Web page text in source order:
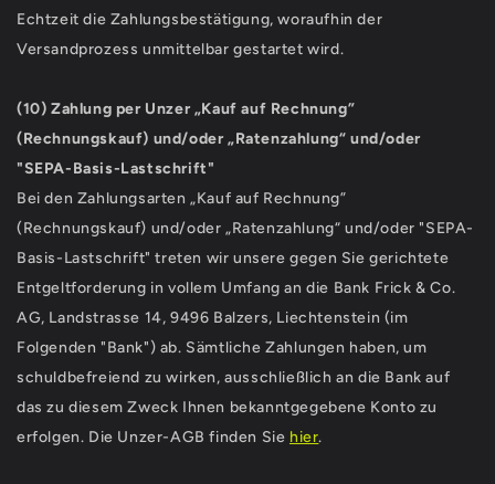
Echtzeit die Zahlungsbestätigung, woraufhin der
Versandprozess unmittelbar gestartet wird.
(10) Zahlung per Unzer „Kauf auf Rechnung”
(Rechnungskauf) und/oder „Ratenzahlung“ und/oder
"SEPA-Basis-Lastschrift"
Bei den Zahlungsarten „Kauf auf Rechnung”
(Rechnungskauf) und/oder „Ratenzahlung“ und/oder "SEPA-
Basis-Lastschrift" treten wir unsere gegen Sie gerichtete
Entgeltforderung in vollem Umfang an die Bank Frick & Co.
AG, Landstrasse 14, 9496 Balzers, Liechtenstein (im
Folgenden "Bank") ab. Sämtliche Zahlungen haben, um
schuldbefreiend zu wirken, ausschließlich an die Bank auf
das zu diesem Zweck Ihnen bekanntgegebene Konto zu
erfolgen. Die Unzer-AGB finden Sie hier.